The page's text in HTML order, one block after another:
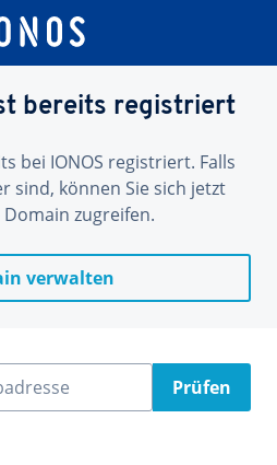
bereits registriert
bei IONOS registriert. Falls
sind, können Sie sich jetzt
zugreifen.
verwalten
Prüfen